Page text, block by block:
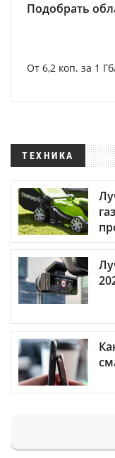
Подобрать
От 6,2 коп. за 1
ТЕХНИКА